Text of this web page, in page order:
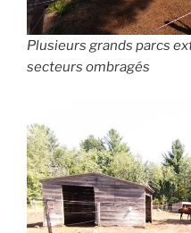
Plusieurs grands parcs
secteurs ombragés